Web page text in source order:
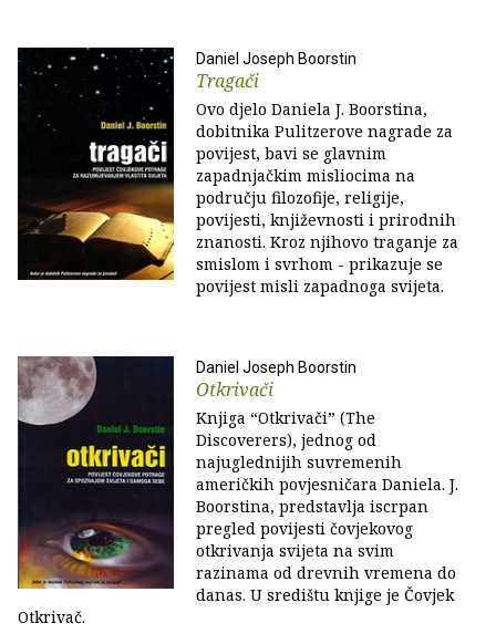
Daniel Joseph Boorstin
Tragači
Ovo djelo Daniela J. Boorstina,
dobitnika Pulitzerove nagrade za
povijest, bavi se glavnim
zapadnjačkim misliocima na
području filozofije, religije,
povijesti, književnosti i prirodnih
znanosti. Kroz njihovo traganje za
smislom i svrhom - prikazuje se
povijest misli zapadnoga svijeta.
Daniel Joseph Boorstin
Otkrivači
Knjiga “Otkrivači” (The
Discoverers), jednog od
najuglednijih suvremenih
američkih povjesničara Daniela. J.
Boorstina, predstavlja iscrpan
pregled povijesti čovjekovog
otkrivanja svijeta na svim
razinama od drevnih vremena do
danas. U središtu knjige je Čovjek
Otkrivač.